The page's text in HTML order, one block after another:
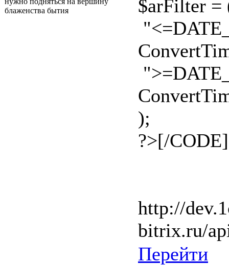
блаженства бытия
$arFilter =
);
?>[/CODE]
http://
bitrix.ru/
Перейти